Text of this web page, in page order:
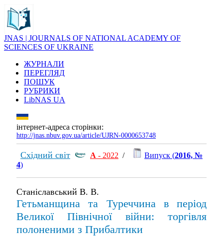
JNAS | JOURNALS OF NATIONAL ACADEMY OF
SCIENCES OF UKRAINE
ЖУРНАЛИ
ПЕРЕГЛЯД
ПОШУК
РУБРИКИ
LibNAS UA
інтернет-адреса сторінки:
http://jnas.nbuv.gov.ua/article/UJRN-0000653748
Східний світ А - 2022 / Випуск (2016, №
4)
Станіславський В. В.
Гетьманщина та Туреччина в період
Великої Північної війни: торгівля
полоненими з Прибалтики